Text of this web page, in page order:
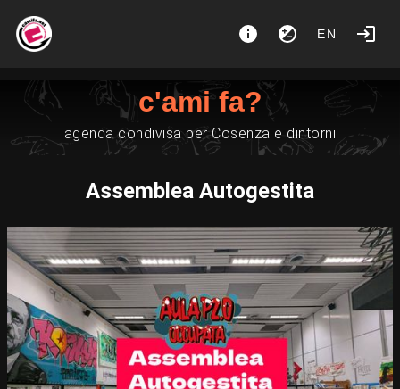
EN
c'ami fa?
agenda condivisa per Cosenza e dintorni
Assemblea Autogestita